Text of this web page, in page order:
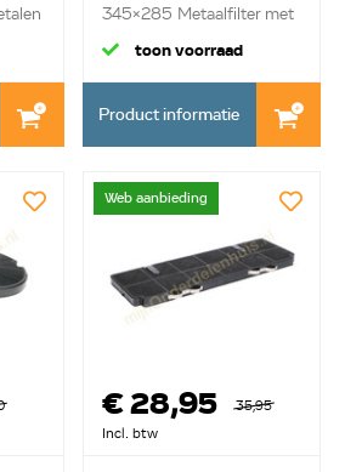
345x285 Metaalfilter met
gree...
toon voorraad
Product informatie
Web aanbieding
€ 28,95
35,95
Incl. btw